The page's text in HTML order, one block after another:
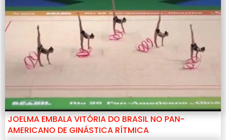
JOELMA EMBALA VITÓRIA DO BRASIL NO PAN-
AMERICANO DE GINÁSTICA RÍTMICA